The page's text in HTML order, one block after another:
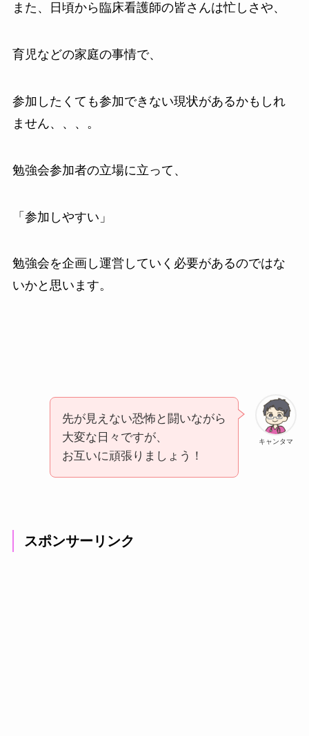
また、日頃から臨床看護師の皆さんは忙しさや、
育児などの家庭の事情で、
参加したくても参加できない現状があるかもしれ
ません、、、。
勉強会参加者の立場に立って、
「参加しやすい」
勉強会を企画し運営していく必要があるのではな
いかと思います。
キャンタマ
先が見えない恐怖と闘いながら
大変な日々ですが、
お互いに頑張りましょう！
スポンサーリンク